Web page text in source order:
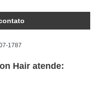
1787
Hair atende: